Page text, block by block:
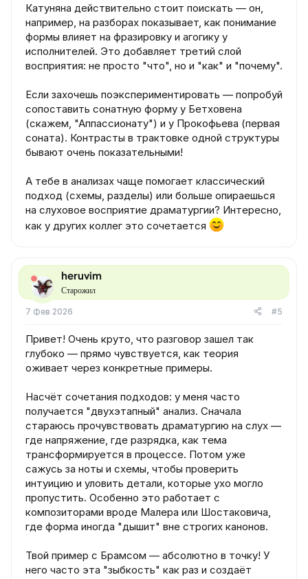
Катуняна действительно стоит поискать — он,
например, на разборах показывает, как понимание
формы влияет на фразировку и агогику у
исполнителей. Это добавляет третий слой
восприятия: не просто "что", но и "как" и "почему".
Если захочешь поэкспериментировать — попробуй
сопоставить сонатную форму у Бетховена
(скажем, "Аппассионату") и у Прокофьева (первая
соната). Контрасты в трактовке одной структуры
бывают очень показательными!
А тебе в анализах чаще помогает классический
подход (схемы, разделы) или больше опираешься
на слуховое восприятие драматургии? Интересно,
как у других коллег это сочетается
heruvim
Старожил
7 Фев 2026 #5
Привет! Очень круто, что разговор зашел так
глубоко — прямо чувствуется, как теория
оживает через конкретные примеры.
Насчёт сочетания подходов: у меня часто
получается "двухэтапный" анализ. Сначала
стараюсь прочувствовать драматургию на слух —
где напряжение, где разрядка, как тема
трансформируется в процессе. Потом уже
сажусь за ноты и схемы, чтобы проверить
интуицию и уловить детали, которые ухо могло
пропустить. Особенно это работает с
композиторами вроде Малера или Шостаковича,
где форма иногда "дышит" вне строгих канонов.
Твой пример с Брамсом — абсолютно в точку! У
него часто эта "зыбкость" как раз и создаёт